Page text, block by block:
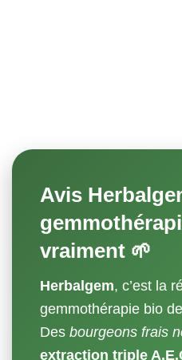
Avis
vraiment 🌱
Herbalgem, c’est la
gemmothérapie bio
Des bourgeons frais
extraction triple